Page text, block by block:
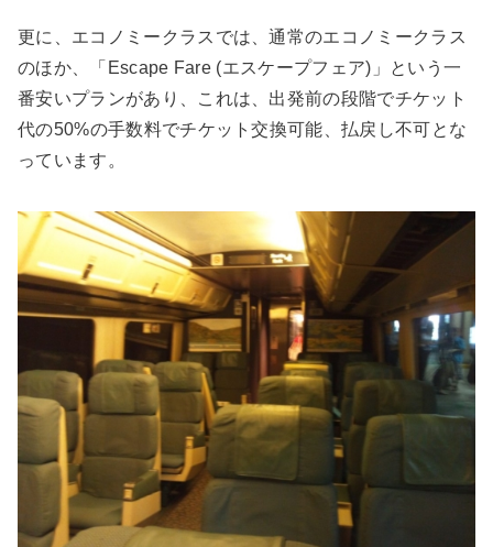
更に、エコノミークラスでは、通常のエコノミークラス
のほか、「Escape Fare (エスケープフェア)」という一
番安いプランがあり、これは、出発前の段階でチケット
代の50%の手数料でチケット交換可能、払戻し不可とな
っています。